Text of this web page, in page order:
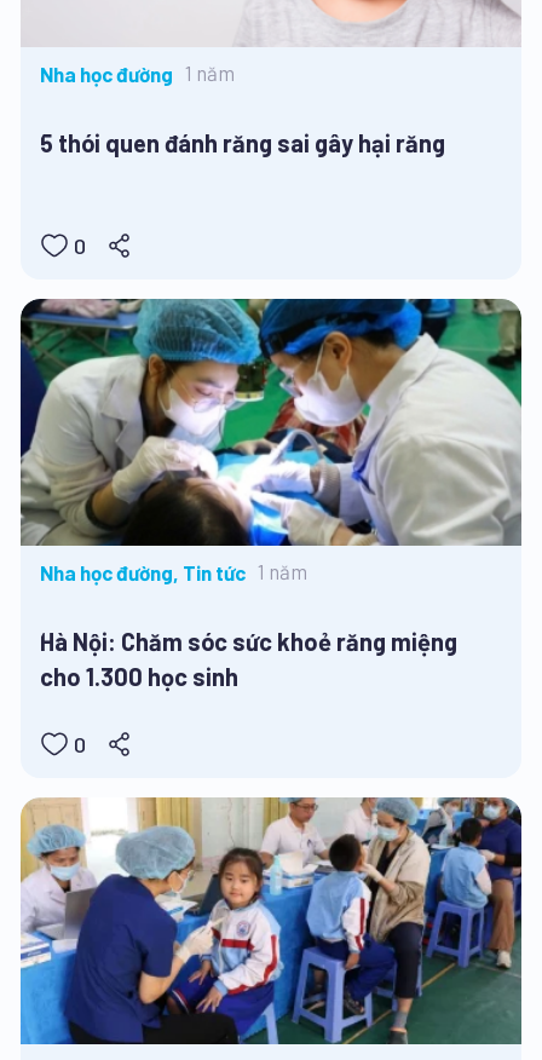
Nha học đường 1 năm
5 thói quen đánh răng sai gây hại răng
0
Nha học đường, Tin tức 1 năm
Hà Nội: Chăm sóc sức khoẻ răng miệng
cho 1.300 học sinh
0